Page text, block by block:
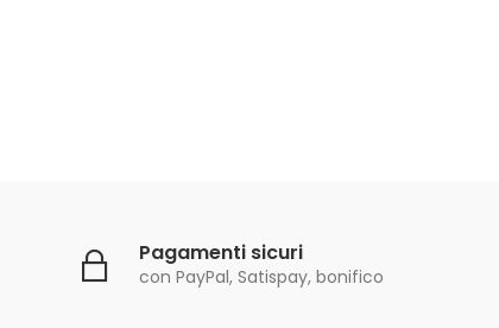
Pagamenti sicuri
con PayPal, Satispay, bonifico